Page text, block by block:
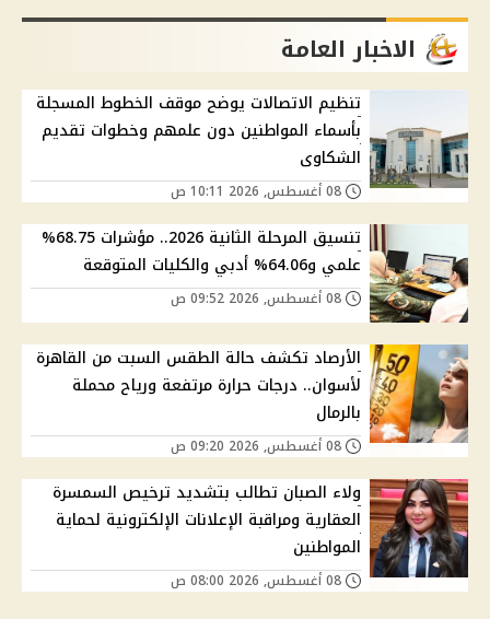
الاخبار العامة
تنظيم الاتصالات يوضح موقف الخطوط المسجلة
بأسماء المواطنين دون علمهم وخطوات تقديم
الشكاوى
تنسيق المرحلة الثانية 2026.. مؤشرات 68.75%
علمي و64.06% أدبي والكليات المتوقعة
الأرصاد تكشف حالة الطقس السبت من القاهرة
لأسوان.. درجات حرارة مرتفعة ورياح محملة
بالرمال
ولاء الصبان تطالب بتشديد ترخيص السمسرة
العقارية ومراقبة الإعلانات الإلكترونية لحماية
المواطنين